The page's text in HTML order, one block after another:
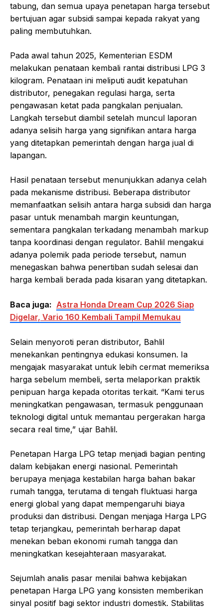
tabung, dan semua upaya penetapan harga tersebut
bertujuan agar subsidi sampai kepada rakyat yang
paling membutuhkan.
Pada awal tahun 2025, Kementerian ESDM
melakukan penataan kembali rantai distribusi LPG 3
kilogram. Penataan ini meliputi audit kepatuhan
distributor, penegakan regulasi harga, serta
pengawasan ketat pada pangkalan penjualan.
Langkah tersebut diambil setelah muncul laporan
adanya selisih harga yang signifikan antara harga
yang ditetapkan pemerintah dengan harga jual di
lapangan.
Hasil penataan tersebut menunjukkan adanya celah
pada mekanisme distribusi. Beberapa distributor
memanfaatkan selisih antara harga subsidi dan harga
pasar untuk menambah margin keuntungan,
sementara pangkalan terkadang menambah markup
tanpa koordinasi dengan regulator. Bahlil mengakui
adanya polemik pada periode tersebut, namun
menegaskan bahwa penertiban sudah selesai dan
harga kembali berada pada kisaran yang ditetapkan.
Baca juga: Astra Honda Dream Cup 2026 Siap
Digelar, Vario 160 Kembali Tampil Memukau
Selain menyoroti peran distributor, Bahlil
menekankan pentingnya edukasi konsumen. Ia
mengajak masyarakat untuk lebih cermat memeriksa
harga sebelum membeli, serta melaporkan praktik
penipuan harga kepada otoritas terkait. “Kami terus
meningkatkan pengawasan, termasuk penggunaan
teknologi digital untuk memantau pergerakan harga
secara real time,” ujar Bahlil.
Penetapan Harga LPG tetap menjadi bagian penting
dalam kebijakan energi nasional. Pemerintah
berupaya menjaga kestabilan harga bahan bakar
rumah tangga, terutama di tengah fluktuasi harga
energi global yang dapat mempengaruhi biaya
produksi dan distribusi. Dengan menjaga Harga LPG
tetap terjangkau, pemerintah berharap dapat
menekan beban ekonomi rumah tangga dan
meningkatkan kesejahteraan masyarakat.
Sejumlah analis pasar menilai bahwa kebijakan
penetapan Harga LPG yang konsisten memberikan
sinyal positif bagi sektor industri domestik. Stabilitas